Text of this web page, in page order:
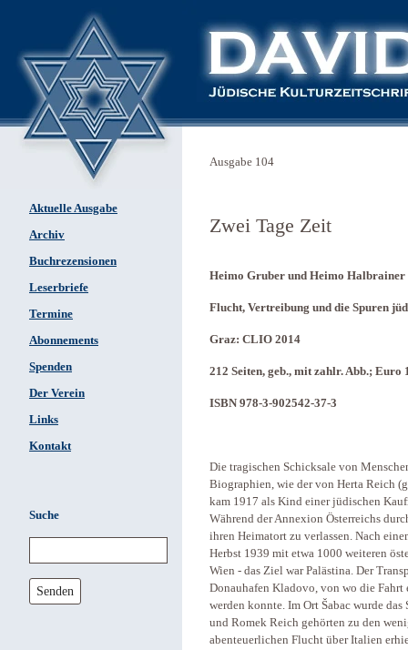
Aktuelle Ausgabe
Archiv
Buchrezensionen
Leserbriefe
Termine
Abonnements
Spenden
Der Verein
Links
Kontakt
Suche
Senden
Ausgabe 104
Zwei Tage Zeit
Heimo Gruber und Heimo Halbrainer
Flucht, Vertreibung und die Spuren
Graz: CLIO 2014
212 Seiten, geb., mit zahlr. Abb.; Euro
ISBN 978-3-902542-37-3
Die tragischen Schicksale von
Biographien, wie der von Herta Reich
kam 1917 als Kind einer jüdischen
Während der Annexion Österreichs
ihren Heimatort zu verlassen. Nach
Herbst 1939 mit etwa 1000 weiteren
Wien - das Ziel war Palästina. Der
Donauhafen Kladovo, von wo die Fahrt
werden konnte. Im Ort Šabac wurde
und Romek Reich gehörten zu den
abenteuerlichen Flucht über Italien